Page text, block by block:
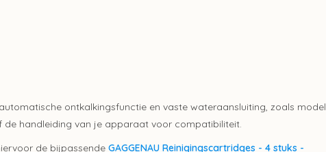
ontkalkingsfunctie en vaste wateraansluiting, zoals
handleiding van je apparaat voor compatibiliteit.
de bijpassende GAGGENAU Reinigingscartridges - 4 stuks -